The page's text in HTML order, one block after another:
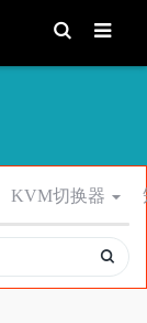
T
o
g
r
h
KVM切换器